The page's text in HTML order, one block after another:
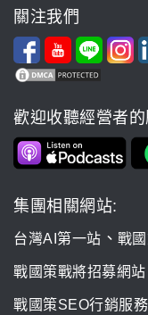
關注我們
歡迎收聽經營者
集團相關網站:
台灣AI第一站 、 戰
戰國策戰將招募網站
戰國策SEO行銷服務